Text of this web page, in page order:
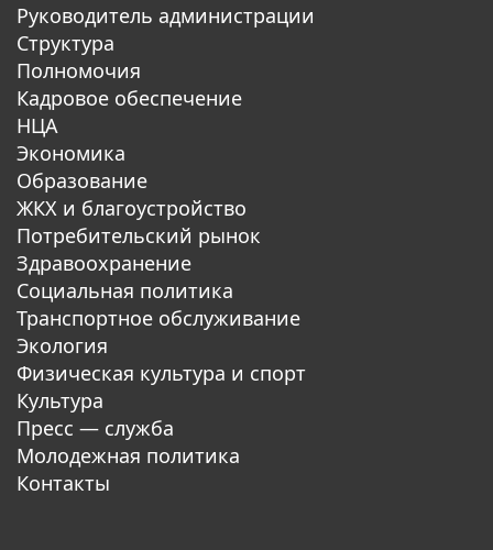
Руководитель администрации
Структура
Полномочия
Кадровое обеспечение
НЦА
Экономика
Образование
ЖКХ и благоустройство
Потребительский рынок
Здравоохранение
Социальная политика
Транспортное обслуживание
Экология
Физическая культура и спорт
Культура
Пресс — служба
Молодежная политика
Контакты